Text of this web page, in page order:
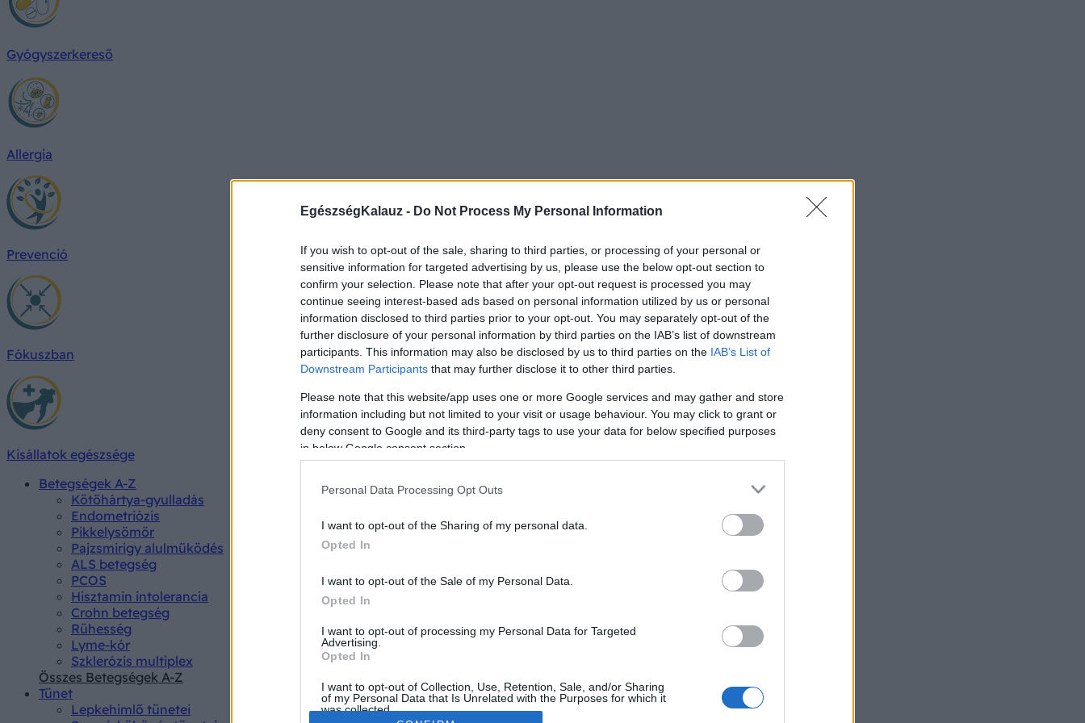
EgészségKalauz - Do Not Process My Personal Information
If you wish to opt-out of the sale, sharing to third parties, or processing of your personal or
sensitive information for targeted advertising by us, please use the below opt-out section to
confirm your selection. Please note that after your opt-out request is processed you may
continue seeing interest-based ads based on personal information utilized by us or personal
information disclosed to third parties prior to your opt-out. You may separately opt-out of the
further disclosure of your personal information by third parties on the IAB’s list of downstream
participants. This information may also be disclosed by us to third parties on the IAB’s List of
Downstream Participants that may further disclose it to other third parties.
Please note that this website/app uses one or more Google services and may gather and store
information including but not limited to your visit or usage behaviour. You may click to grant or
deny consent to Google and its third-party tags to use your data for below specified purposes
in below Google consent section.
Personal Data Processing Opt Outs
I want to opt-out of the Sharing of my personal data.
Opted In
I want to opt-out of the Sale of my Personal Data.
Opted In
I want to opt-out of processing my Personal Data for Targeted
Advertising.
Opted In
I want to opt-out of Collection, Use, Retention, Sale, and/or Sharing
of my Personal Data that Is Unrelated with the Purposes for which it
was collected.
Gyógyszerkereső
Allergia
Prevenció
Fókuszban
Kisállatok egészsége
Betegségek A-Z
Kötőhártya-gyulladás
Endometriózis
Pikkelysömör
Pajzsmirigy alulműködés
ALS betegség
PCOS
Hisztamin intolerancia
Crohn betegség
Rühesség
Lyme-kór
Szklerózis multiplex
Összes Betegségek A-Z
Tünet
Lepkehimlő tünetei